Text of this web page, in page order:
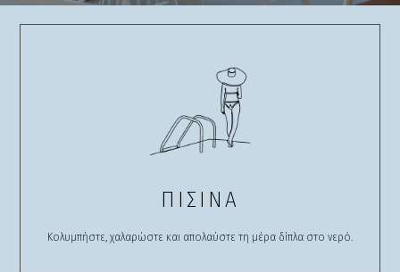
ΠΙΣΙΝΑ
Κολυμπήστε, χαλαρώστε και απολαύστε τη μέρα δίπλα στο νερό.